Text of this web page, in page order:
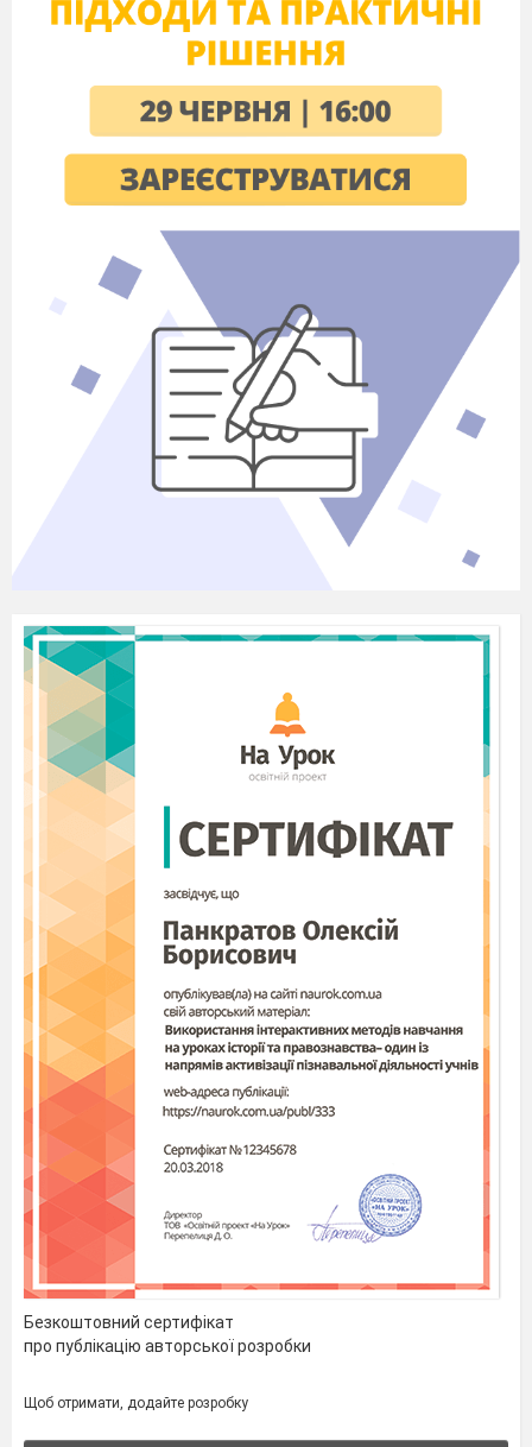
Поспівка
М.Завалішина,
Л.Рева «Диби-
диби»
Осінь
Музика вокальна та
К.Меладзе «Квітка-
душа». Гра «Звуки
та кольори осені»
Поспівка
«Пожовтіло
листячко». Рухлива
хвилинка Гра
«Ходять діти в
народна пісня
«Ходить гарбуз по
городу»
Хочу бути
здоровим
Танець. Український
«Гопак» Пластична
імпровізація
«Настрій»,О.
Янушкевич «Пісня
про зарядку»
11
Вода
навколо
мене
М.Скорик
«Мелодія» Рухлива
хвилинка «Море
хвилюється»,
Поспівка «Колихає
хвиля», Л.Жолновач
«Човник»
12
чарівнице
зимо!
З.Лисевич «Танці-
Безкоштовний сертифікат
про публікацію авторської розробки
Щоб отримати, додайте розробку